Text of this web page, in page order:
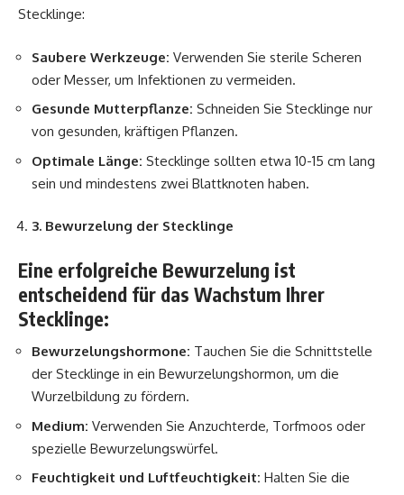
Stecklinge:
Saubere Werkzeuge: Verwenden Sie sterile Scheren
oder Messer, um Infektionen zu vermeiden.
Gesunde Mutterpflanze: Schneiden Sie Stecklinge nur
von gesunden, kräftigen Pflanzen.
Optimale Länge: Stecklinge sollten etwa 10-15 cm lang
sein und mindestens zwei Blattknoten haben.
3. Bewurzelung der Stecklinge
Eine erfolgreiche Bewurzelung ist
entscheidend für das Wachstum Ihrer
Stecklinge:
Bewurzelungshormone: Tauchen Sie die Schnittstelle
der Stecklinge in ein Bewurzelungshormon, um die
Wurzelbildung zu fördern.
Medium: Verwenden Sie Anzuchterde, Torfmoos oder
spezielle Bewurzelungswürfel.
Feuchtigkeit und Luftfeuchtigkeit: Halten Sie die